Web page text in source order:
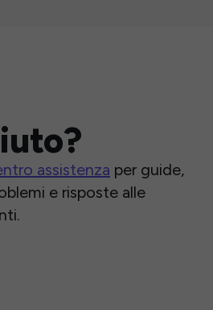
assistenza per guide,
e risposte alle